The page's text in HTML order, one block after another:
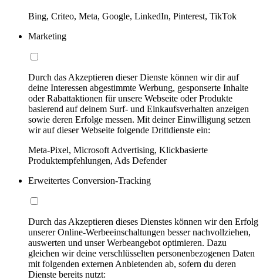
Bing, Criteo, Meta, Google, LinkedIn, Pinterest, TikTok
Marketing
Durch das Akzeptieren dieser Dienste können wir dir auf
deine Interessen abgestimmte Werbung, gesponserte Inhalte
oder Rabattaktionen für unsere Webseite oder Produkte
basierend auf deinem Surf- und Einkaufsverhalten anzeigen
sowie deren Erfolge messen. Mit deiner Einwilligung setzen
wir auf dieser Webseite folgende Drittdienste ein:
Meta-Pixel, Microsoft Advertising, Klickbasierte
Produktempfehlungen, Ads Defender
Erweitertes Conversion-Tracking
Durch das Akzeptieren dieses Dienstes können wir den Erfolg
unserer Online-Werbeeinschaltungen besser nachvollziehen,
auswerten und unser Werbeangebot optimieren. Dazu
gleichen wir deine verschlüsselten personenbezogenen Daten
mit folgenden externen Anbietenden ab, sofern du deren
Dienste bereits nutzt: